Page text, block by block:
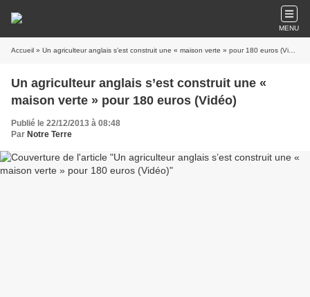
MENU
Accueil » Un agriculteur anglais s’est construit une « maison verte » pour 180 euros (Vidéo)
Un agriculteur anglais s’est construit une «
maison verte » pour 180 euros (Vidéo)
Publié le 22/12/2013 à 08:48
Par Notre Terre